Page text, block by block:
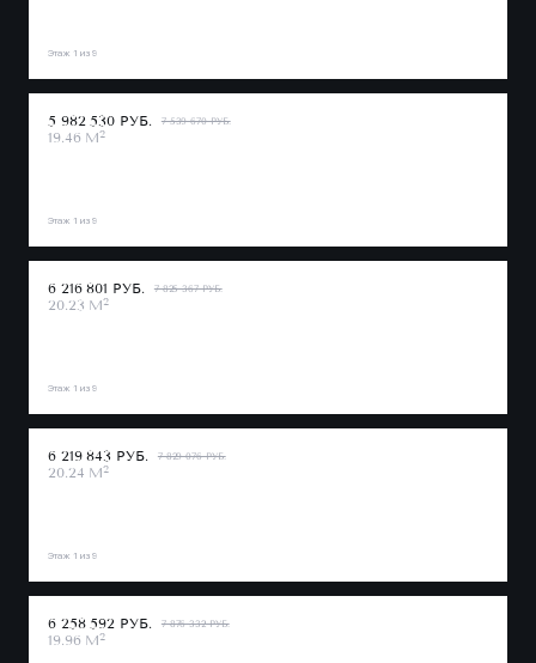
Этаж 1 из 9
5 982 530 РУБ. 7 539 670 РУБ.
19.46 М2
Этаж 1 из 9
6 216 801 РУБ. 7 825 367 РУБ.
20.23 М2
Этаж 1 из 9
6 219 843 РУБ. 7 829 076 РУБ.
20.24 М2
Этаж 1 из 9
6 258 592 РУБ. 7 876 332 РУБ.
19.96 М2